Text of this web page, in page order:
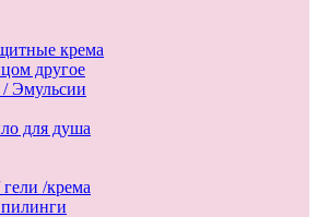
крема
другое
Эмульсии
для душа
/крема